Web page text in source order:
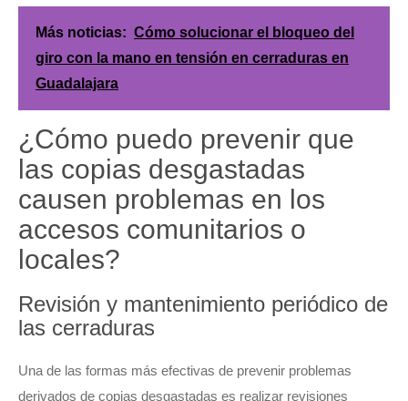
Más noticias: Cómo solucionar el bloqueo del
giro con la mano en tensión en cerraduras en
Guadalajara
¿Cómo puedo prevenir que
las copias desgastadas
causen problemas en los
accesos comunitarios o
locales?
Revisión y mantenimiento periódico de
las cerraduras
Una de las formas más efectivas de prevenir problemas
derivados de copias desgastadas es realizar revisiones